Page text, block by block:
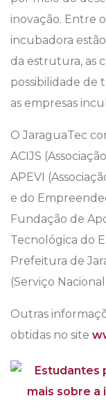
inovação. Entre
incubadora
da estrutura, as
possibilidade de
as empresas
O JaraguaTec
ACIJS
APEVI
e do
Fundação de
Tecnológica do
Prefeitura de
(Serviço
Outras
obtidas no site